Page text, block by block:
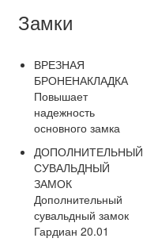
Замки
ВРЕЗНАЯ
БРОНЕНАКЛАДКА
Повышает
надежность
основного замка
ДОПОЛНИТЕЛЬНЫЙ
СУВАЛЬДНЫЙ
ЗАМОК
Дополнительный
сувальдный замок
Гардиан 20.01